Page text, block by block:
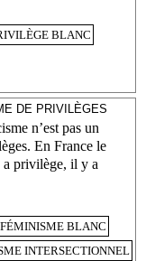
BLANC
DE PRIVILÈGES
n’est pas un
En France le
a privilège, il y a
FÉMINISME BLANC
INTERSECTIONNEL